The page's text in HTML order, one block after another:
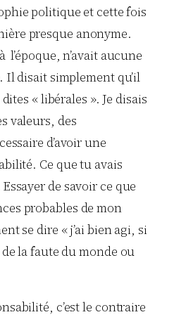
politique et cette fois
presque anonyme.
n’avait aucune
disait simplement qu’il
« libérales ». Je disais
valeurs, des
d’avoir une
Ce que tu avais
de savoir ce que
probables de mon
se dire « j’ai bien agi, si
de la faute du monde ou
c’est le contraire